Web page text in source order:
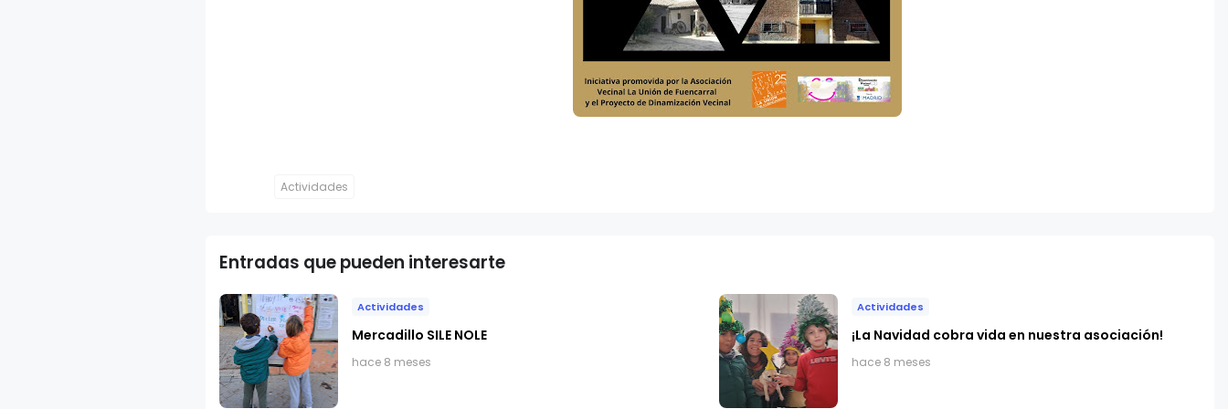
Actividades
Entradas que pueden interesarte
Actividades
Mercadillo SILE NOLE
hace 8 meses
Actividades
​¡La Navidad cobra vida en nuestra asociación!
hace 8 meses